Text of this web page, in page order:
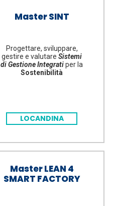
Master SINT
Progettare, sviluppare,
gestire e valutareSistemi
di Gestione Integratiper la
Sostenibilità
LOCANDINA
Master LEAN 4
SMART FACTORY